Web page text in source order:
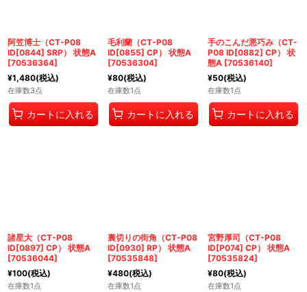
阿笠博士（CT-P08
ID[0844] SRP） 状態A
[70536364]
¥1,480(税込)
在庫数3点
カートに入れる
毛利蘭（CT-P08
ID[0855] CP） 状態A
[70536304]
¥80(税込)
在庫数1点
カートに入れる
手のこんだ悪巧み（CT-
P08 ID[0882] CP） 状
態A [70536140]
¥50(税込)
在庫数1点
カートに入れる
諸星大（CT-P08
ID[0897] CP） 状態A
[70536044]
¥100(税込)
在庫数1点
裏切りの街角（CT-P08
ID[0930] RP） 状態A
[70535848]
¥480(税込)
在庫数1点
宮野厚司（CT-P08
ID[P074] CP） 状態A
[70535824]
¥80(税込)
在庫数1点